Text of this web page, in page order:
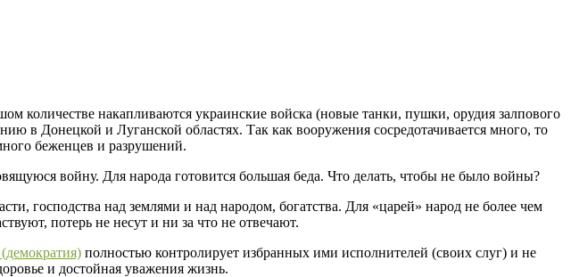
накапливаются украинские войска (новые танки, пушки, орудия залпового
в Донецкой и Луганской областях. Так как вооружения сосредотачивается много, то
беженцев и разрушений.
войну. Для народа готовится большая беда. Что делать, чтобы не было войны?
господства над землями и над народом, богатства. Для «царей» народ не более чем
потерь не несут и ни за что не отвечают.
полностью контролирует избранных ими исполнителей (своих слуг) и не
и достойная уважения жизнь.